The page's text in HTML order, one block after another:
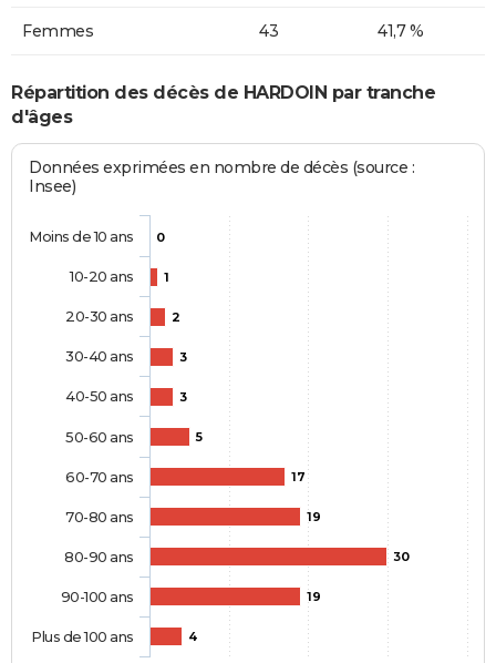
Femmes 43 41,7 %
Répartition des décès de HARDOIN par tranche
d'âges
Données exprimées en nombre de décès (source :
Insee)
0
1
2
3
3
5
17
19
30
19
4
Moins de 10 ans
10-20 ans
20-30 ans
30-40 ans
40-50 ans
50-60 ans
60-70 ans
70-80 ans
80-90 ans
90-100 ans
Plus de 100 ans